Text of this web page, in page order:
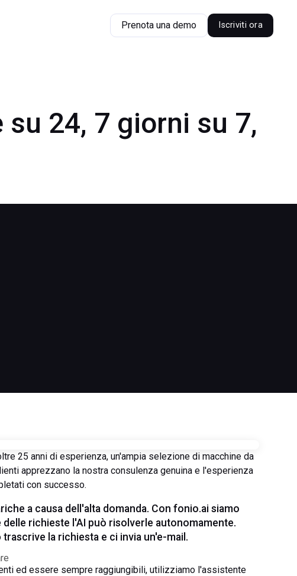
Prenota una demo Iscriviti ora
24, 7 giorni su 7,
25 anni di esperienza, un'ampia selezione di macchine da
apprezzano la nostra consulenza genuina e l'esperienza
con successo.
a causa dell'alta domanda. Con fonio.ai siamo
richieste l'AI può risolverle autonomamente.
la richiesta e ci invia un'e-mail.
ed essere sempre raggiungibili, utilizziamo l'assistente